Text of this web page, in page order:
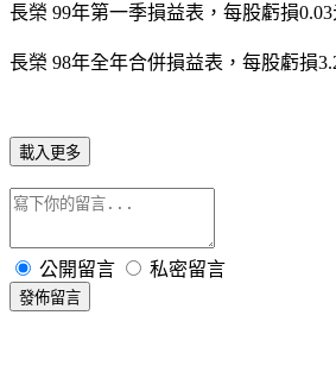
長榮 99年第一季損益表，每股虧損
長榮 98年全年合併損益表，每股虧損
載入更多
公開留言 私密留言
發佈留言